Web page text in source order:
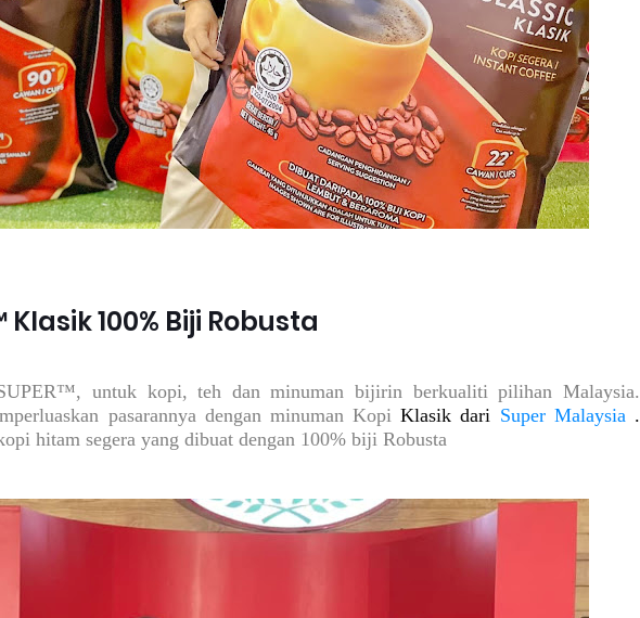
Klasik 100% Biji Robusta
untuk kopi, teh dan minuman bijirin berkualiti pilihan Malaysia.
pasarannya dengan minuman KopiKlasik dari Super Malaysia.
hitam segera yang dibuat dengan 100% biji Robusta